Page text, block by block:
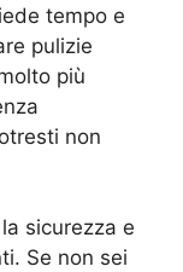
tempo e
pulizie
più
non
sicurezza e
Se non sei